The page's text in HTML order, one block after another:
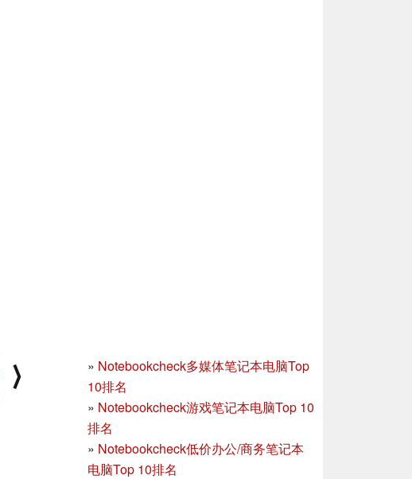
» Notebookcheck多媒体笔记本电脑Top
10排名
» Notebookcheck游戏笔记本电脑Top 10
排名
» Notebookcheck低价办公/商务笔记本
电脑Top 10排名
⟩